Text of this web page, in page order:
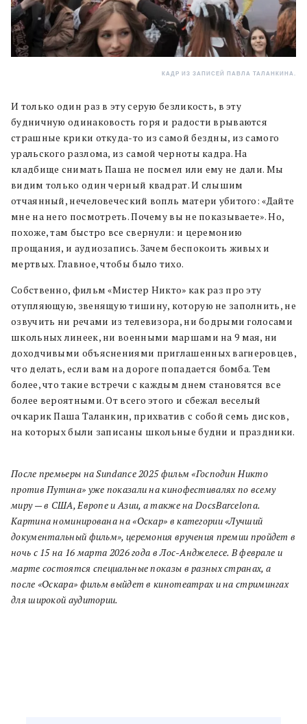
КАДР ИЗ ЗАПИСЕЙ ПАВЛА ТАЛАНКИНА.
И только один раз в эту серую безликость, в эту
будничную одинаковость горя и радости врываются
страшные крики откуда-то из самой бездны, из самого
уральского разлома, из самой черноты кадра. На
кладбище снимать Паша не посмел или ему не дали. Мы
видим только один черный квадрат. И слышим
отчаянный, нечеловеческий вопль матери убитого: «Дайте
мне на него посмотреть. Почему вы не показываете». Но,
похоже, там быстро все свернули: и церемонию
прощания, и аудиозапись. Зачем беспокоить живых и
мертвых. Главное, чтобы было тихо.
Собственно, фильм «Мистер Никто» как раз про эту
отупляющую, звенящую тишину, которую не заполнить, не
озвучить ни речами из телевизора, ни бодрыми голосами
школьных линеек, ни военными маршами на 9 мая, ни
доходчивыми объяснениями приглашенных вагнеровцев,
что делать, если вам на дороге попадается бомба. Тем
более, что такие встречи с каждым днем становятся все
более вероятными. От всего этого и сбежал веселый
очкарик Паша Таланкин, прихватив с собой семь дисков,
на которых были записаны школьные будни и праздники.
После премьеры на Sundance 2025 фильм «Господин Никто
против Путина» уже показали на кинофестивалях по всему
миру — в США, Европе и Азии, а также на DocsBarcelona.
Картина номинирована на «Оскар» в категории «Лучший
документальный фильм», церемония вручения премии пройдет в
ночь с 15 на 16 марта 2026 года в Лос-Анджелесе. В феврале и
марте состоятся специальные показы в разных странах, а
после «Оскара» фильм выйдет в кинотеатрах и на стримингах
для широкой аудитории.